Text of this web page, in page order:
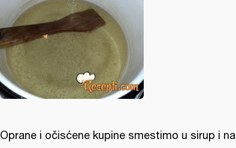
Oprane i očisćene kupine smestimo u sirup i na